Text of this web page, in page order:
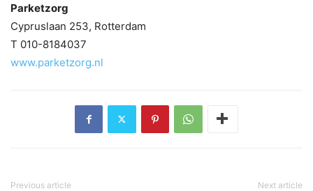
Parketzorg
Cypruslaan 253, Rotterdam
T 010-8184037
www.parketzorg.nl
Previous article Next article